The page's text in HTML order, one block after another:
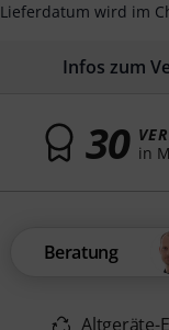
Lieferdatum wird im
Infos zum
30 in
Beratung
Altgeräte-